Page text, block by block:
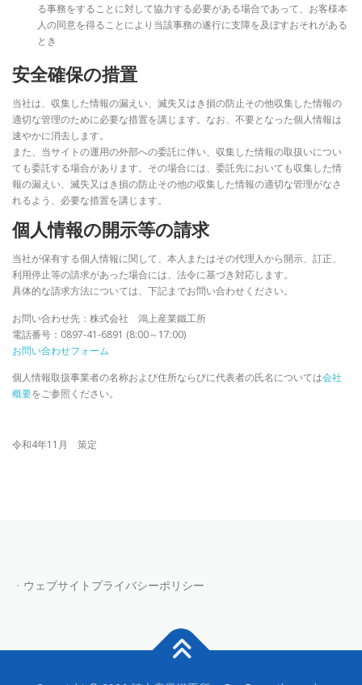
る事務をすることに対して協力する必要がある場合であって、お客様本
人の同意を得ることにより当該事務の遂行に支障を及ぼすおそれがある
とき
安全確保の措置
当社は、収集した情報の漏えい、滅失又はき損の防止その他収集した情報の
適切な管理のために必要な措置を講じます。なお、不要となった個人情報は
速やかに消去します。
また、当サイトの運用の外部への委託に伴い、収集した情報の取扱いについ
ても委託する場合があります。その場合には、委託先においても収集した情
報の漏えい、滅失又はき損の防止その他の収集した情報の適切な管理がなさ
れるよう、必要な措置を講じます。
個人情報の開示等の請求
当社が保有する個人情報に関して、本人またはその代理人から開示、訂正、
利用停止等の請求があった場合には、法令に基づき対応します。
具体的な請求方法については、下記までお問い合わせください。
お問い合わせ先：株式会社 鴻上産業鐵工所
電話番号：0897-41-6891 (8:00～17:00)
お問い合わせフォーム
個人情報取扱事業者の名称および住所ならびに代表者の氏名については会社
概要をご参照ください。
令和4年11月 策定
ウェブサイトプライバシーポリシー